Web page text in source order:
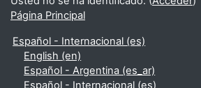
Página Principal
Español - Internacional ‎(es)‎
English ‎(en)‎
Español - Argentina ‎(es_ar)‎
Español - Internacional ‎(es)‎